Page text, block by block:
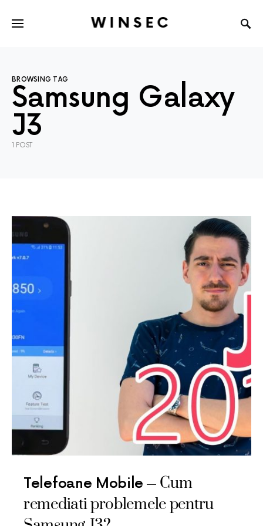
WINSEC
BROWSING TAG
Samsung Galaxy
J3
1 POST
Telefoane Mobile
Cum
remediati problemele pentru